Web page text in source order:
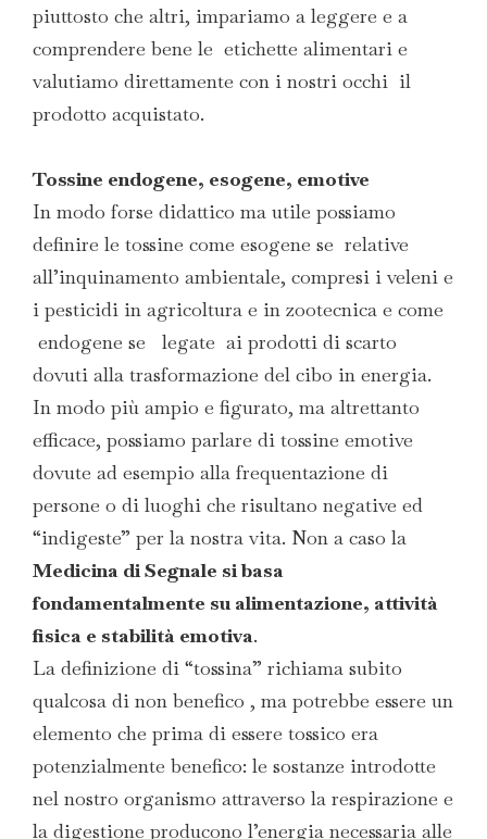
piuttosto che altri, impariamo a leggere e a
comprendere bene le etichette alimentari e
valutiamo direttamente con i nostri occhi il
prodotto acquistato.
Tossine endogene, esogene, emotive
In modo forse didattico ma utile possiamo
definire le tossine come esogene se relative
all’inquinamento ambientale, compresi i veleni e
i pesticidi in agricoltura e in zootecnica e come
endogene se legate ai prodotti di scarto
dovuti alla trasformazione del cibo in energia.
In modo più ampio e figurato, ma altrettanto
efficace, possiamo parlare di tossine emotive
dovute ad esempio alla frequentazione di
persone o di luoghi che risultano negative ed
“indigeste” per la nostra vita. Non a caso la
Medicina di Segnale si basa
fondamentalmente su alimentazione, attività
fisica e stabilità emotiva.
La definizione di “tossina” richiama subito
qualcosa di non benefico , ma potrebbe essere un
elemento che prima di essere tossico era
potenzialmente benefico: le sostanze introdotte
nel nostro organismo attraverso la respirazione e
la digestione producono l’energia necessaria alle